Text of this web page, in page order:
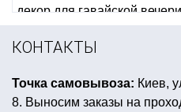
декор для гавайской
паутина для хэллоуина
КОНТАКТЫ
Точка самовывоза: Киев,
8. Выносим заказы на